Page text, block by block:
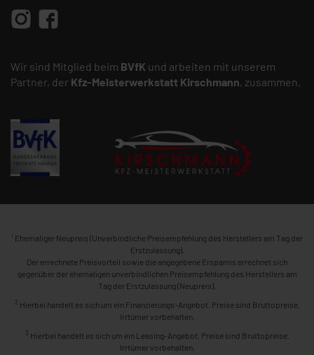
Wir sind Mitglied beim BVfK und arbeiten mit unserem
Partner, der Kfz-Meisterwerkstatt Kirschmann, zusammen.
1 Ehemaliger Neupreis (Unverbindliche Preisempfehlung des Herstellers am Tag der
Erstzulassung).
Der errechnete Preisvorteil sowie die angegebene Ersparnis errechnet sich
gegenüber der ehemaligen unverbindlichen Preisempfehlung des Herstellers am
Tag der Erstzulassung (Neupreis).
2 Hierbei handelt es sich um ein Finanzierungs-Angebot. Preise sind Bruttopreise.
Irrtümer vorbehalten.
3 Hierbei handelt es sich um ein Leasing-Angebot. Preise sind Bruttopreise.
Irrtümer vorbehalten.